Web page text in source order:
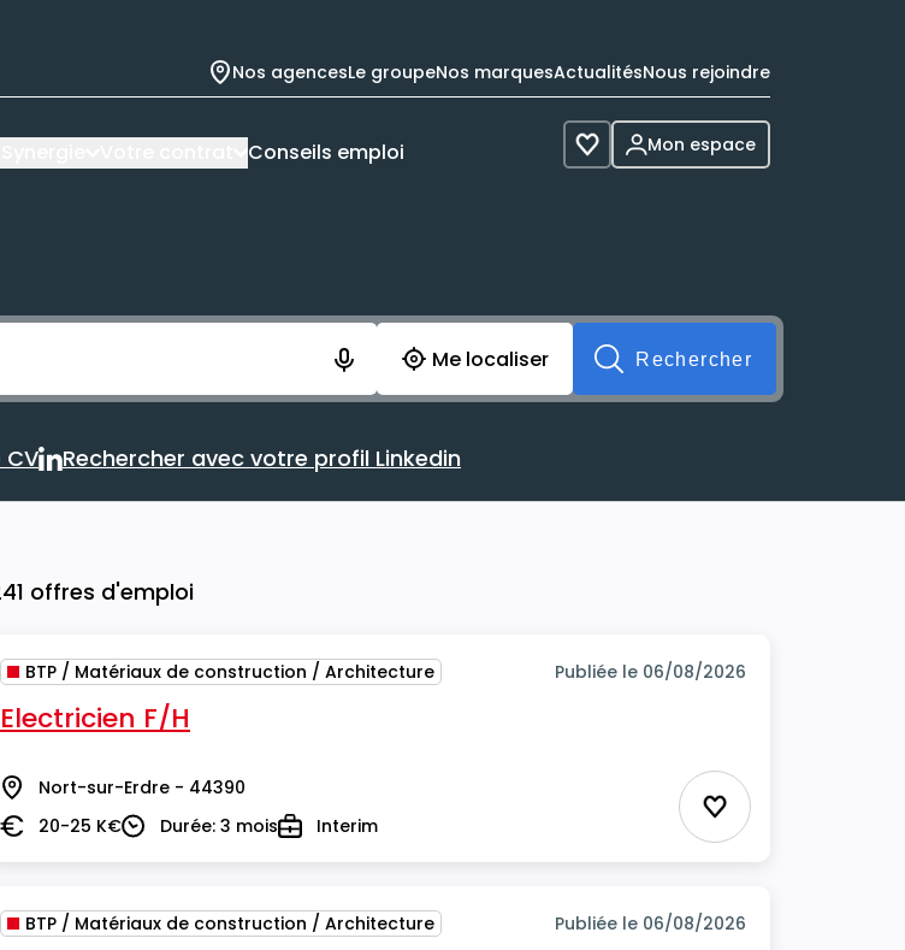
Nos agencesLe groupeNos marquesActualitésNous rejoindre
Conseils emploi Voir les favoris
Mon espace
secondes pour enregistrer votre recherche avant soumission du formulaire. Vous
Me localiser
Rechercher
avec votre CV Rechercher avec votre profil Linkedin
Rechercher avec votre profil Linkedin
offres d'emploi
BTP / Matériaux de construction / Architecture Publiée le 06/08/2026
Electricien F/H
Lieu Nort-sur-Erdre - 44390
Salaire20-25 K€DuréeDurée: 3 moisTypeInterim Ajouter aux
BTP / Matériaux de construction / Architecture Publiée le 06/08/2026